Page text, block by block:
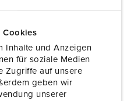
Cookies
Inhalte und Anzeigen
für soziale Medien
Zugriffe auf unsere
geben wir
unserer